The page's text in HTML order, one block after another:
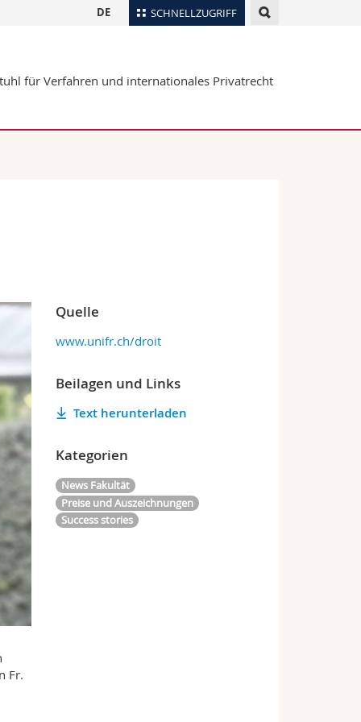
SCHNELLZUGRIFF
Ortsplan
Webmail
DE
für Verfahren und internationales Privatrecht
Fr.
Quelle
www.unifr.ch/droit
Beilagen und Links
Text herunterladen
Kategorien
News Fakultät
Preise und Auszeichnungen
Success stories